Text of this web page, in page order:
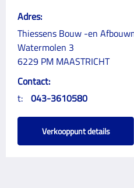
Adres:
Thiessens Bouw -en
Watermolen 3
6229 PM MAASTRICHT
Contact:
t: 043-3610580
Verkooppunt details